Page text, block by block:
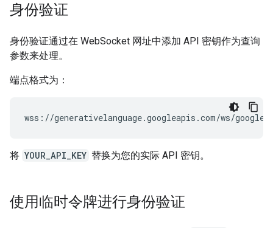
身份验证
身份验证通过在 WebSocket 网址中添加 API 密钥作为查询
参数来处理。
端点格式为：
将 YOUR_API_KEY 替换为您的实际 API 密钥。
使用临时令牌进行身份验证